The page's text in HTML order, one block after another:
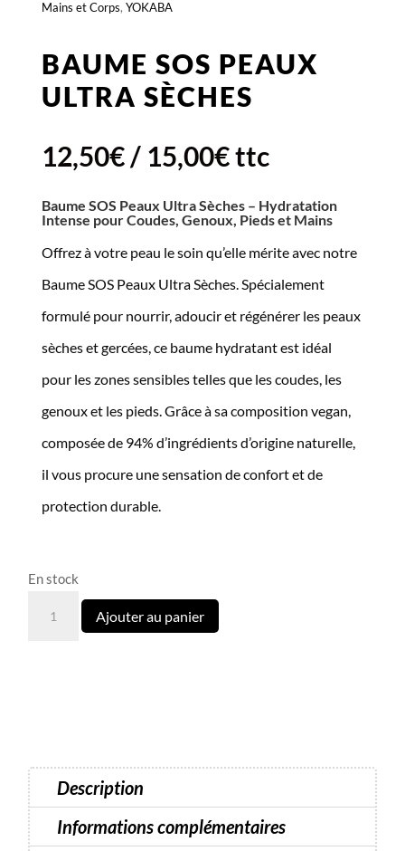
Mains et Corps, YOKABA
BAUME SOS PEAUX
ULTRA SÈCHES
12,50€/ 15,00€ttc
Baume SOS Peaux Ultra Sèches – Hydratation
Intense pour Coudes, Genoux, Pieds et Mains
Offrez à votre peau le soin qu’elle mérite avec notre
Baume SOS Peaux Ultra Sèches. Spécialement
formulé pour nourrir, adoucir et régénérer les peaux
sèches et gercées, ce baume hydratant est idéal
pour les zones sensibles telles que les coudes, les
genoux et les pieds. Grâce à sa composition vegan,
composée de 94% d’ingrédients d’origine naturelle,
il vous procure une sensation de confort et de
protection durable.
En stock
Ajouter au panier
Description
Informations complémentaires